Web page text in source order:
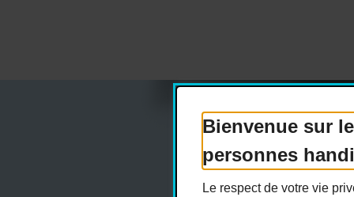
Bienvenue sur
personnes
Le respect de votre vie
Actualités